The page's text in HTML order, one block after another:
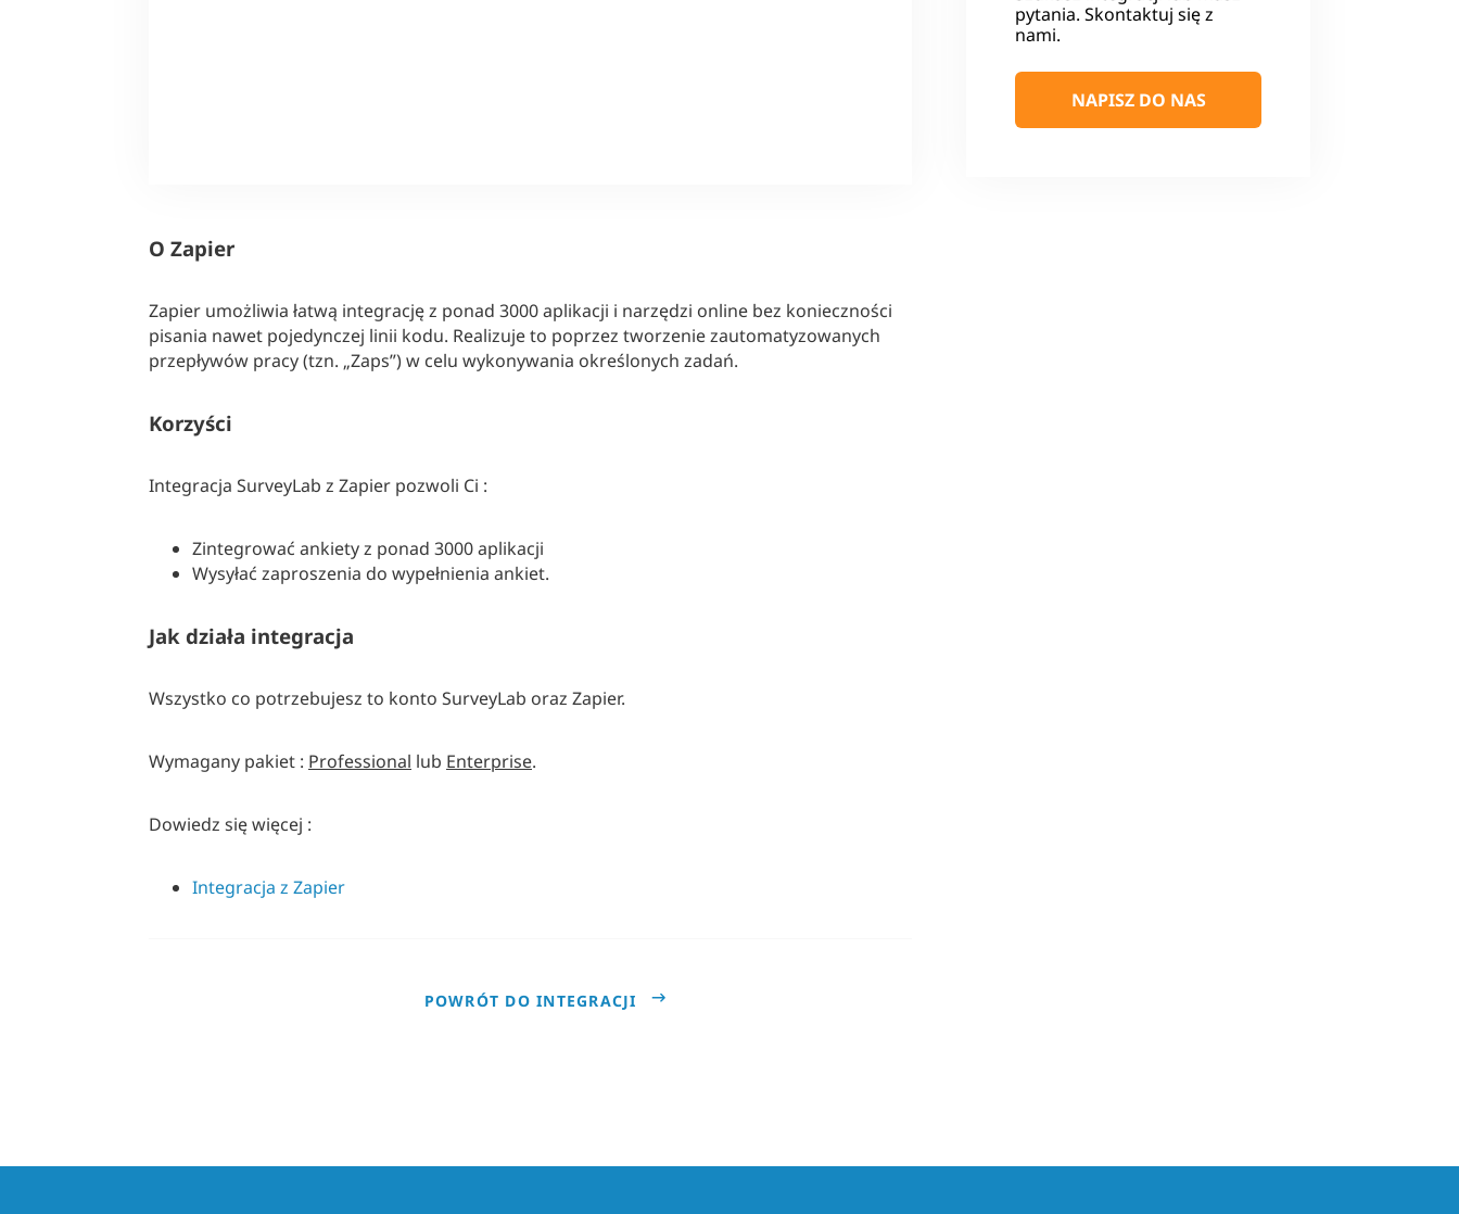
O Zapier
Zapier umożliwia łatwą integrację z ponad 3000 aplikacji i narzędzi online bez konieczności
pisania nawet pojedynczej linii kodu. Realizuje to poprzez tworzenie zautomatyzowanych
przepływów pracy (tzn. „Zaps”) w celu wykonywania określonych zadań.
Korzyści
Integracja SurveyLab z Zapier pozwoli Ci :
Zintegrować ankiety z ponad 3000 aplikacji
Wysyłać zaproszenia do wypełnienia ankiet.
Jak działa integracja
Wszystko co potrzebujesz to konto SurveyLab oraz Zapier.
Wymagany pakiet : Professional lub Enterprise.
Dowiedz się więcej :
Integracja z Zapier
POWRÓT DO INTEGRACJI
pytania. Skontaktuj się z
nami.
NAPISZ DO NAS